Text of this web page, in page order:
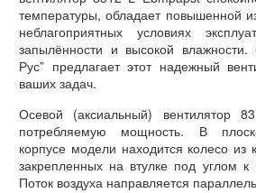
температуры, обладает повышенной
неблагоприятных условиях
запылённости и высокой
Рус” предлагает этот надежный
ваших задач.
Осевой (аксиальный) вентилятор
потребляемую мощность. В
корпусе модели находится колесо из
закрепленных на втулке под углом к
Поток воздуха направляется